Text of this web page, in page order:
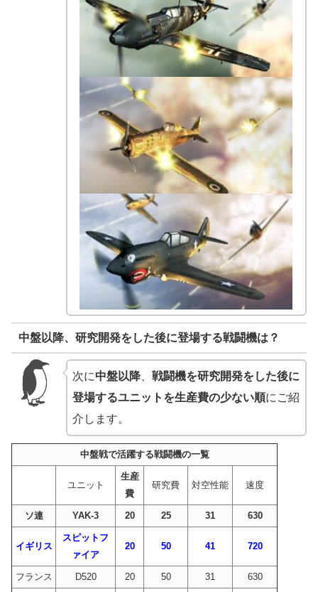
中盤以降、研究開発をした後に登場する戦闘機は？
次に中盤以降、 戦闘機を研究開発をした後に
登場するユニットを生産費の少ない順にご紹
介します。
中盤戦で活躍する戦闘機の一覧
ユニット
生産
費
研究費 対空性能 速度
ソ連 YAK-3 20 25 31 630
イギリス
スピットフ
ァイア
20 50 41 720
フランス D520 20 50 31 630